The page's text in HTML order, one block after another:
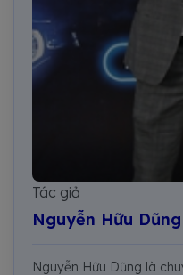
Tác giả
Nguyễn Hữu Dũng
Nguyễn Hữu Dũng là